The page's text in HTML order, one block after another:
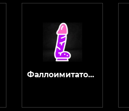
Фаллоимитаторы